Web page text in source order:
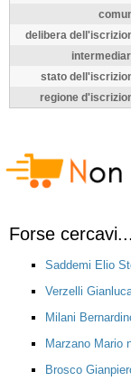
delibera
stato
regione
Forse cercavi...
Saddemi Elio
Verzelli
Milani
Marzano Mario
Brosco